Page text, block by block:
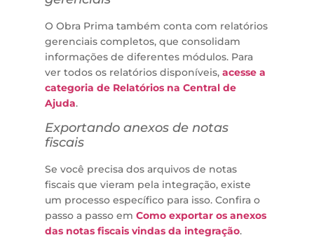
O Obra Prima também conta com relatórios
gerenciais completos, que consolidam
informações de diferentes módulos. Para
ver todos os relatórios disponíveis, acesse a
categoria de Relatórios na Central de
Ajuda.
Exportando anexos de notas
fiscais
Se você precisa dos arquivos de notas
fiscais que vieram pela integração, existe
um processo específico para isso. Confira o
passo a passo em Como exportar os anexos
das notas fiscais vindas da integração.